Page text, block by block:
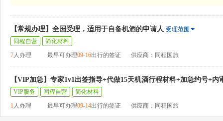
【常规办理】全国受理，适用于自备机酒的申请人 受理范围
同程自营
简化材料
7人办理 最早可办理09-16出行的签证 供应商：同程国旅
【VIP加急】专家1v1出签指导+代做15天机酒行程材料+加急约号+内
VIP服务 同程自营
简化材料
1人办理 最早可办理09-14出行的签证 供应商：同程国旅